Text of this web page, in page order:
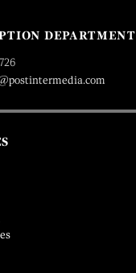
DEPARTMENT